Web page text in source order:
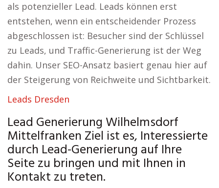
als potenzieller Lead. Leads können erst
entstehen, wenn ein entscheidender Prozess
abgeschlossen ist: Besucher sind der Schlüssel
zu Leads, und Traffic-Generierung ist der Weg
dahin. Unser SEO-Ansatz basiert genau hier auf
der Steigerung von Reichweite und Sichtbarkeit.
Leads Dresden
Lead Generierung Wilhelmsdorf
Mittelfranken Ziel ist es, Interessierte
durch Lead-Generierung auf Ihre
Seite zu bringen und mit Ihnen in
Kontakt zu treten.